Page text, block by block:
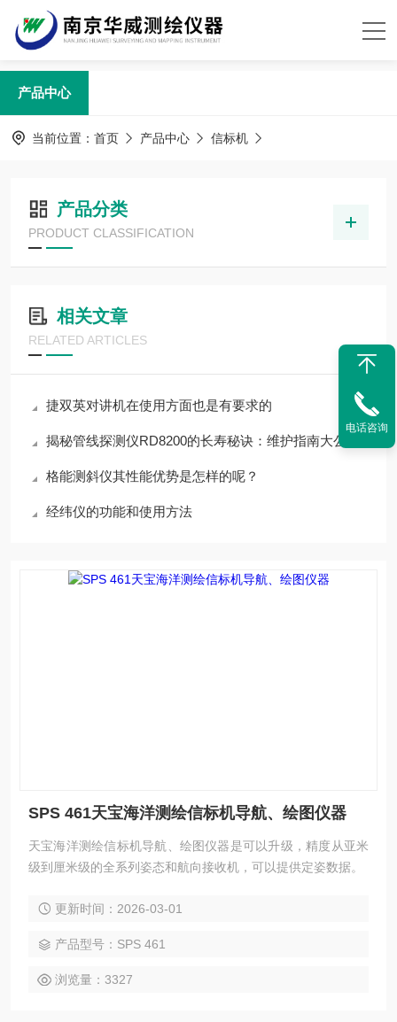
产品中心
当前位置： 首页 产品中心 信标机
产品分类
PRODUCT CLASSIFICATION
相关文章
RELATED ARTICLES
捷双英对讲机在使用方面也是有要求的
揭秘管线探测仪RD8200的长寿秘诀：维护指南大公开！
格能测斜仪其性能优势是怎样的呢？
经纬仪的功能和使用方法
SPS 461天宝海洋测绘信标机导航、绘图仪器
天宝海洋测绘信标机导航、绘图仪器是可以升级，精度从亚米
级到厘米级的全系列姿态和航向接收机，可以提供定姿数据。
更新时间：2026-03-01
产品型号：SPS 461
浏览量：3327
电话咨询